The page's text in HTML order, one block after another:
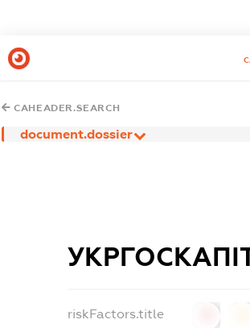
CAHEADER.SEARCH
document.dossier
riskFactors.title